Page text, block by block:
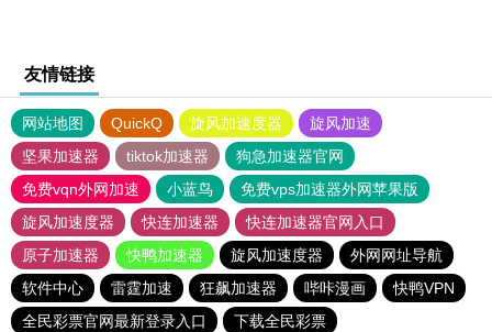
友情链接
网站地图 QuickQ 旋风加速度器
旋风加速
坚果加速器
tiktok加速器
狗急加速器官网
免费vqn外网加速
小蓝鸟
免费vps加速器外网苹果版
旋风加速度器
快连加速器
快连加速器官网入口
原子加速器
快鸭加速器 旋风加速度器
外网网址导航
软件中心
雷霆加速 狂飙加速器 哔咔漫画
快鸭VPN
全民彩票官网最新登录入口
下载全民彩票